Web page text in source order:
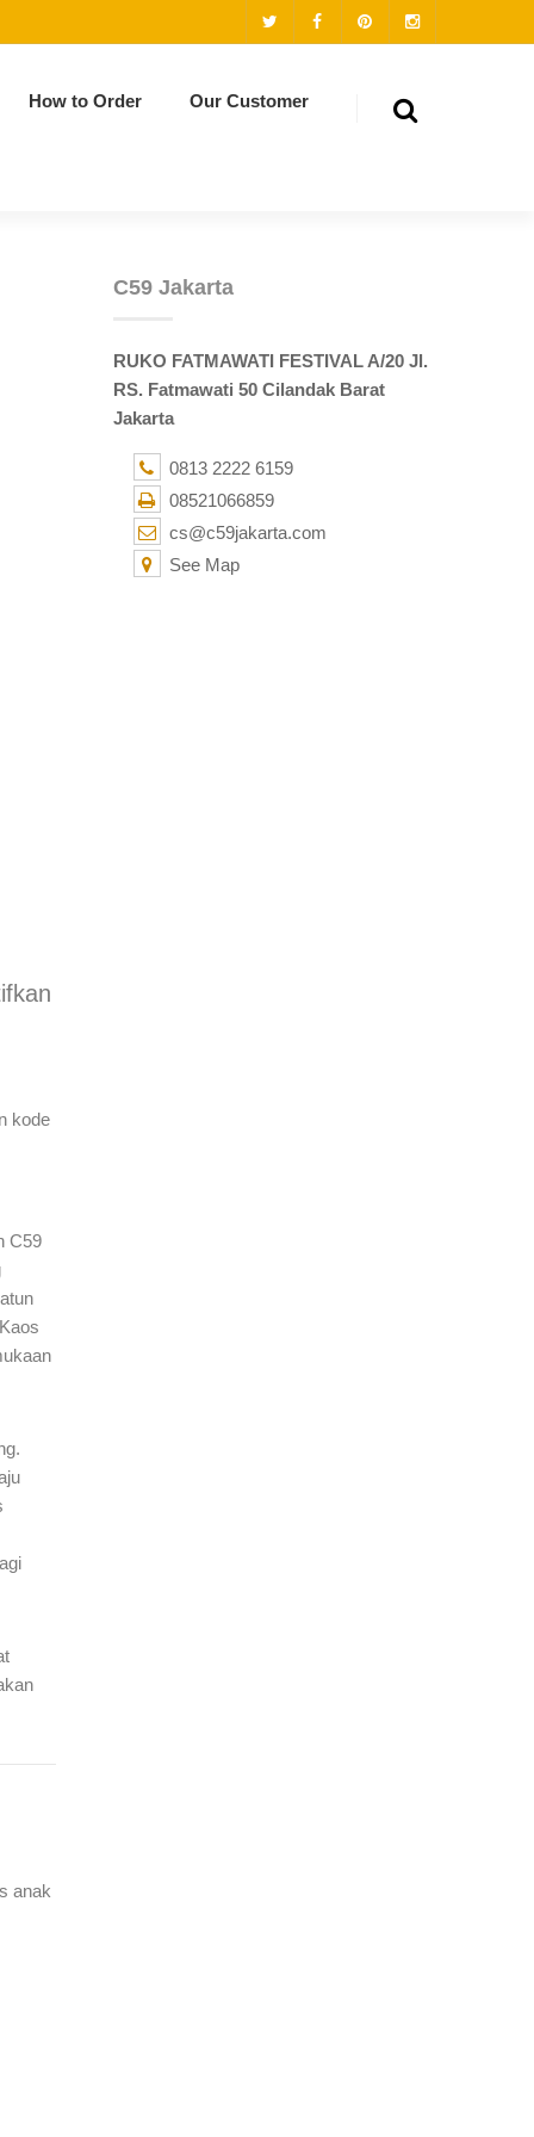
How to Order Our Customer
kode
C59
anak
C59 Jakarta
RUKO FATMAWATI FESTIVAL A/20 Jl.
RS. Fatmawati 50 Cilandak Barat
Jakarta
0813 2222 6159
08521066859
cs@c59jakarta.com
See Map